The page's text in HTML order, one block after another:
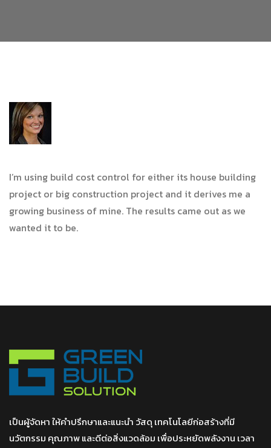
I’m using build cost control for either its house building
project or big construction project and it derives me a
growing business of mine. The results came out as we
wanted it to be.
เป็นผู้จัดหา ให้คำปรึกษาและแนะนำ วัสดุ เทคโนโลยีก่อสร้างที่มี
นวัตกรรม คุณภาพ และดีต่อสิ่งแวดล้อม เพื่อประหยัดพลังงาน เวลา